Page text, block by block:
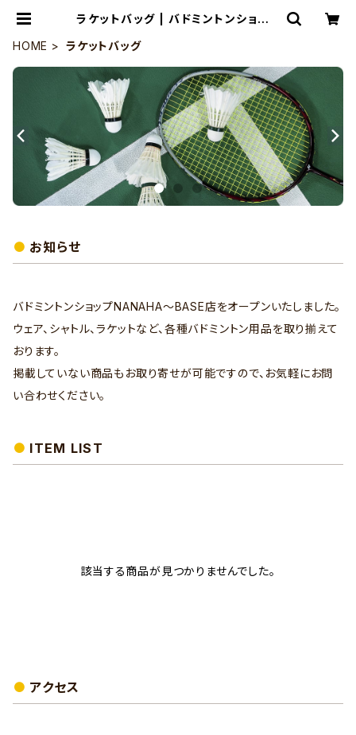
ラケットバッグ | バドミントンショップ
HOME
ラケットバッグ
お知らせ
バドミントンショップNANAHA～BASE店をオープンいたしました。
ウェア、シャトル、ラケットなど、各種バドミントン用品を取り揃えて
おります。
掲載していない商品もお取り寄せが可能ですので、お気軽にお問
い合わせください。
ITEM LIST
該当する商品が見つかりませんでした。
アクセス